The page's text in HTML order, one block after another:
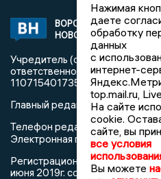
ВОРОНЕЖСКИЕ
НОВОСТИ
2019 ©
Учредитель (соучредители):
ответственностью
1107154017354)
Главный редактор: Пирогов А.А.
Телефон редакции: +7 (473)
Электронная почта редакции:
Регистрационный номер:
июня 2019г. согласно выписке
Нажимая
даете
обработку
данных
с
интернет-
top.mail.ru,
На сайте
cookie.
сайте, вы
все условия
Вы можете